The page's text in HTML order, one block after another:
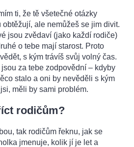
ti, že tě všetečné otázky
obtěžují, ale nemůžeš se jim divit.
jsou zvědaví (jako každí rodiče)
o tebe mají starost. Proto
s kým trávíš svůj volný čas.
jsou za tebe zodpovědní – kdyby
stalo a oni by nevěděli s kým
měli by sami problém.
rodičům?
tak rodičům řeknu, jak se
jmenuje, kolik jí je let a